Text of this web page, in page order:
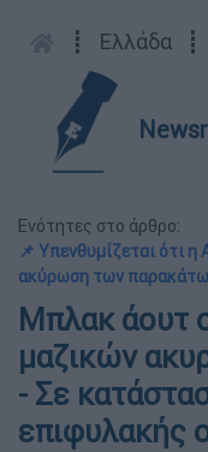
┋ Ελλάδα ┋
Ενότητες στο άρθρο:
📌 Υπενθυμίζεται ότι η
ακύρωση των
Μπλακ άουτ
μαζικών
- Σε
επιφυλακής